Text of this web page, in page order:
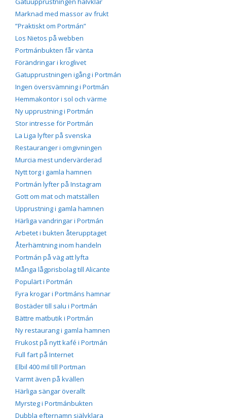
Marknad med massor av frukt
”Praktiskt om Portmán”
Los Nietos på webben
Portmánbukten får vänta
Förändringar i kroglivet
Gatupprustningen igång i Portmán
Ingen översvämning i Portmán
Hemmakontor i sol och värme
Ny upprustning i Portmán
Stor intresse för Portmán
La Liga lyfter på svenska
Restauranger i omgivningen
Murcia mest undervärderad
Nytt torg i gamla hamnen
Portmán lyfter på Instagram
Gott om mat och matställen
Upprustning i gamla hamnen
Härliga vandringar i Portmán
Arbetet i bukten återupptaget
Återhämtning inom handeln
Portmán på väg att lyfta
Många lågprisbolag till Alicante
Populärt i Portmán
Fyra krogar i Portmáns hamnar
Bostäder till salu i Portmán
Bättre matbutik i Portmán
Ny restaurang i gamla hamnen
Frukost på nytt kafé i Portmán
Full fart på Internet
Elbil 400 mil till Portman
Varmt även på kvällen
Härliga sängar överallt
Myrsteg i Portmánbukten
Dubbla efternamn självklara